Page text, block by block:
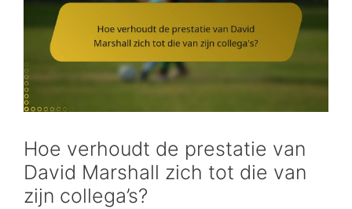
Hoe verhoudt de prestatie van
David Marshall zich tot die van
zijn collega’s?